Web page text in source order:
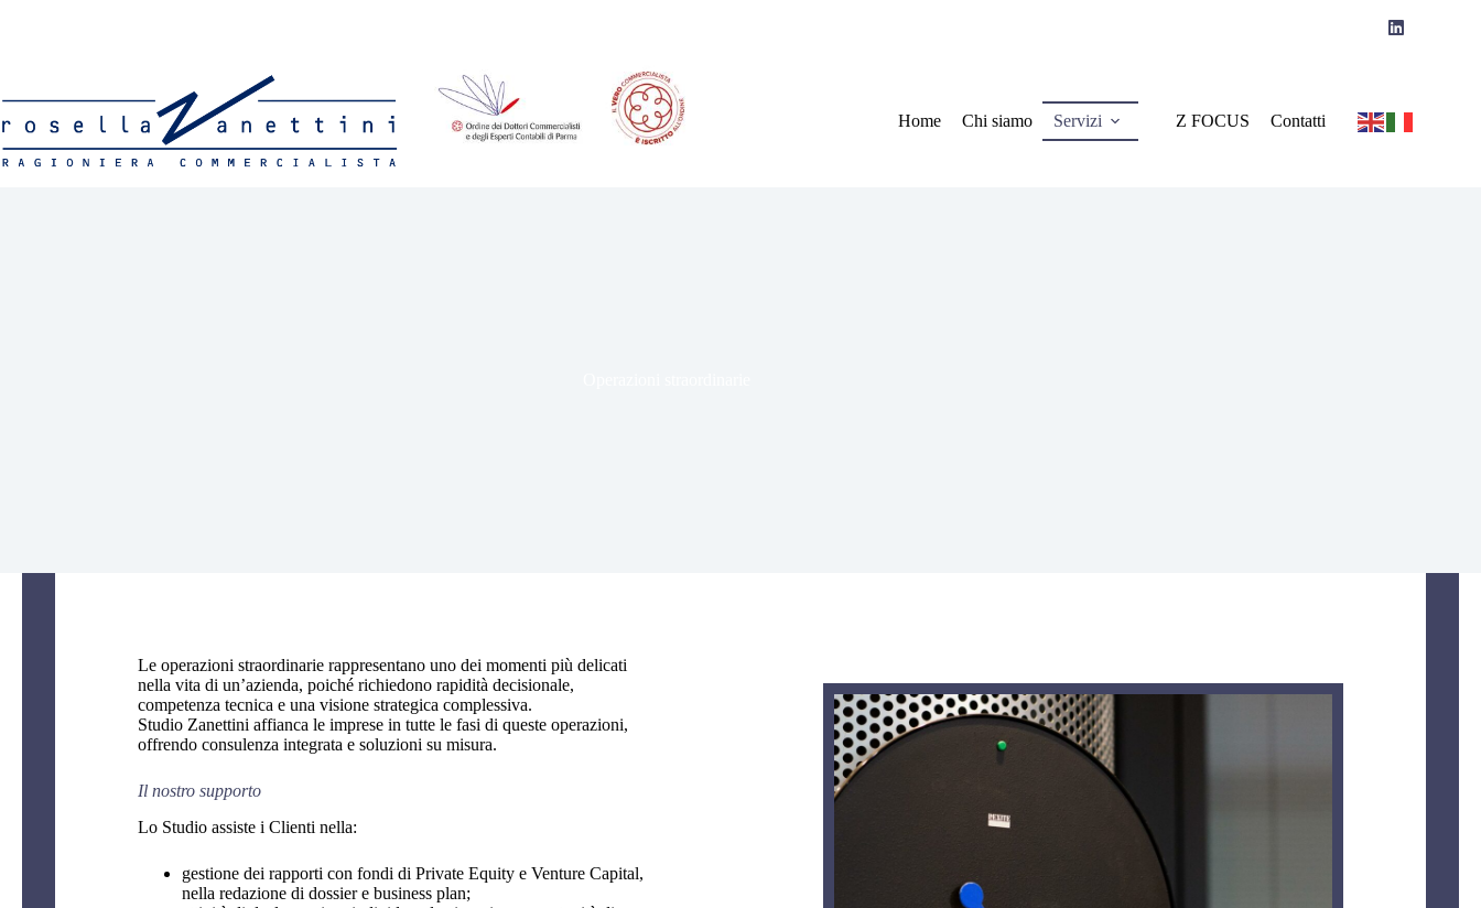
Home Chi siamo Servizi Z FOCUS Contatti
Le operazioni straordinarie rappresentano uno dei momenti più delicati
nella vita di un’azienda, poiché richiedono rapidità decisionale,
competenza tecnica e una visione strategica complessiva.
Studio Zanettini affianca le imprese in tutte le fasi di queste operazioni,
offrendo consulenza integrata e soluzioni su misura.
Il nostro supporto
Lo Studio assiste i Clienti nella:
gestione dei rapporti con fondi di Private Equity e Venture Capital,
nella redazione di dossier e business plan;